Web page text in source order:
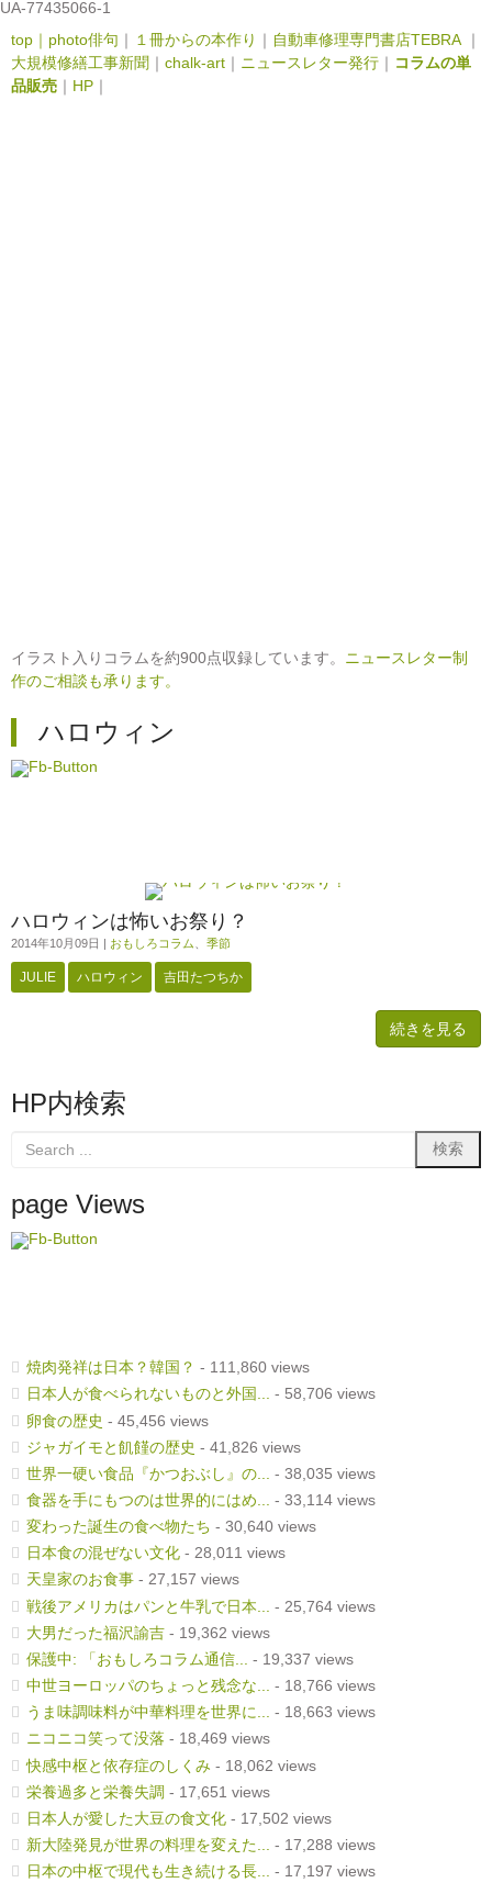
UA-77435066-1
top｜ photo俳句 ｜ １冊からの本作り ｜ 自動車修理専門書店TEBRA
｜
大規模修繕工事新聞 ｜ chalk-art ｜ ニュースレター発行 ｜ コラムの単
品販売 ｜ HP ｜
イラスト入りコラムを約900点収録しています。 ニュースレター制
作のご相談も承ります。
ハロウィン
ハロウィンは怖いお祭り？
2014年10月09日 | おもしろコラム 季節
JULIE ハロウィン 吉田たつちか
続きを見る
HP内検索
page Views
焼肉発祥は日本？韓国？ - 111,860 views
日本人が食べられないものと外国... - 58,706 views
卵食の歴史 - 45,456 views
ジャガイモと飢饉の歴史 - 41,826 views
世界一硬い食品『かつおぶし』の...
- 38,035 views
食器を手にもつのは世界的にはめ... - 33,114 views
変わった誕生の食べ物たち - 30,640 views
日本食の混ぜない文化 - 28,011 views
天皇家のお食事 - 27,157 views
戦後アメリカはパンと牛乳で日本...
- 25,764 views
大男だった福沢諭吉 - 19,362 views
保護中: 「おもしろコラム通信...
- 19,337 views
中世ヨーロッパのちょっと残念な... - 18,766 views
うま味調味料が中華料理を世界に... - 18,663 views
ニコニコ笑って没落 - 18,469 views
快感中枢と依存症のしくみ - 18,062 views
栄養過多と栄養失調 - 17,651 views
日本人が愛した大豆の食文化 - 17,502 views
新大陸発見が世界の料理を変えた... - 17,288 views
日本の中枢で現代も生き続ける長... - 17,197 views